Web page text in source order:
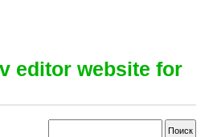
editor website for